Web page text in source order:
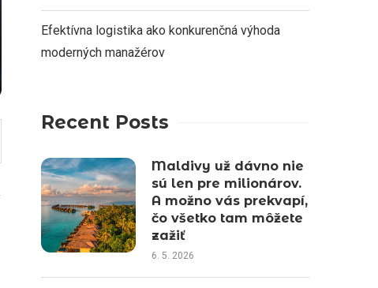
Efektívna logistika ako konkurenčná výhoda
moderných manažérov
Recent Posts
Maldivy už dávno nie
sú len pre milionárov.
A možno vás prekvapí,
čo všetko tam môžete
zažiť
6. 5. 2026